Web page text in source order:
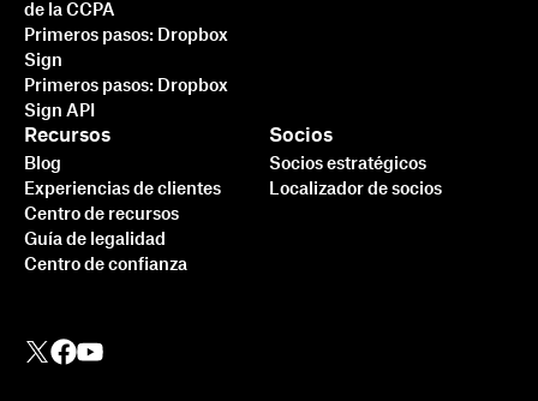
de la CCPA
Primeros pasos: Dropbox
Sign
Primeros pasos: Dropbox
Sign API
Recursos
Blog
Experiencias de clientes
Centro de recursos
Guía de legalidad
Centro de confianza
Socios
Socios estratégicos
Localizador de socios